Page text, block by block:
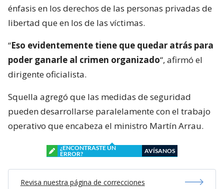
énfasis en los derechos de las personas privadas de
libertad que en los de las víctimas.
“Eso evidentemente tiene que quedar atrás para
poder ganarle al crimen organizado“, afirmó el
dirigente oficialista.
Squella agregó que las medidas de seguridad
pueden desarrollarse paralelamente con el trabajo
operativo que encabeza el ministro Martín Arrau.
¿ENCONTRASTE UN
ERROR?
AVÍSANOS
Revisa nuestra página de correcciones